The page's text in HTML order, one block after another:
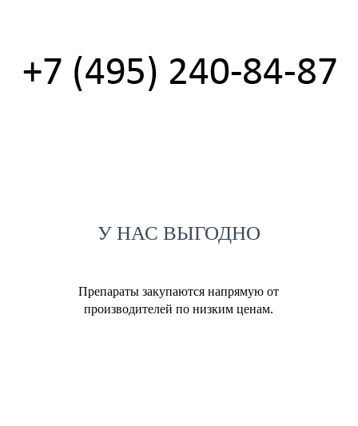
У НАС ВЫГОДНО
Препараты закупаются напрямую от
производителей по низким ценам.